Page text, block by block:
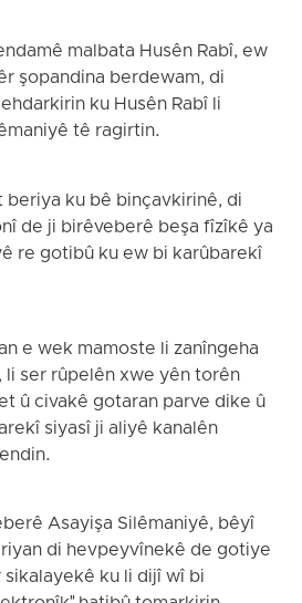
malbata Husên Rabî, ew
şopandina berdewam, di
ku Husên Rabî li
tê ragirtin.
ku bê binçavkirinê, di
de ji birêveberê beşa fîzîkê ya
re gotibû ku ew bi karûbarekî
e wek mamoste li zanîngeha
ser rûpelên xwe yên torên
û civakê gotaran parve dike û
siyasî ji aliyê kanalên
Asayişa Silêmaniyê, bêyî
di hevpeyvînekê de gotiye
sikalayekê ku li dijî wî bi